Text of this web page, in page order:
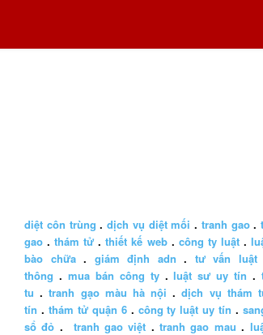
diệt côn trùng . dịch vụ diệt mối . tranh gao.
gao .thám tử .thiết kế web. công ty luật.
bào chữa. giám định adn . tư vấn luật
thông . mua bán công ty.luật sư uy tín .
tu .tranh gạo màu hà nội .dịch vụ thám
tín . thám tử quận 6. công ty luật uy tín .
sổ đỏ . tranh gao việt .tranh gao mau .